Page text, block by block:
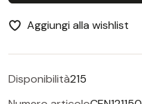
Aggiungi alla wishlist
Disponibilità215